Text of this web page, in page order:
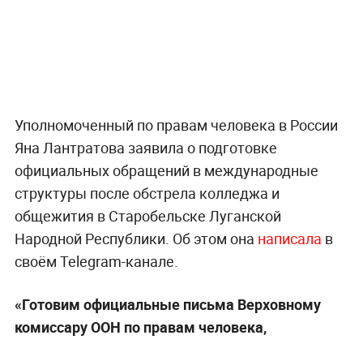
Уполномоченный по правам человека в России
Яна Лантратова заявила о подготовке
официальных обращений в международные
структуры после обстрела колледжа и
общежития в Старобельске Луганской
Народной Республики. Об этом она написала в
своём Telegram-канале.
«Готовим официальные письма Верховному
комиссару ООН по правам человека,